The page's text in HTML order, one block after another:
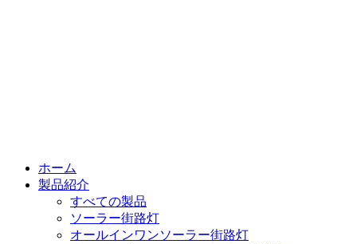
ホーム
製品紹介
すべての製品
ソーラー街路灯
オールインワンソーラー街路灯